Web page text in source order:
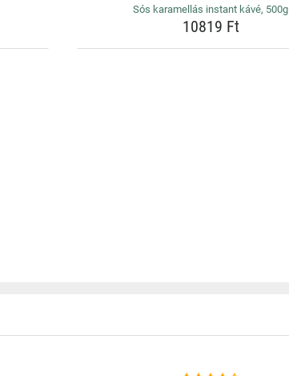
Sós karamellás instant kávé, 500g
10819 Ft